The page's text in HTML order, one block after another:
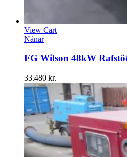
View Cart
Nánar
FG Wilson 48kW
33.480 kr.